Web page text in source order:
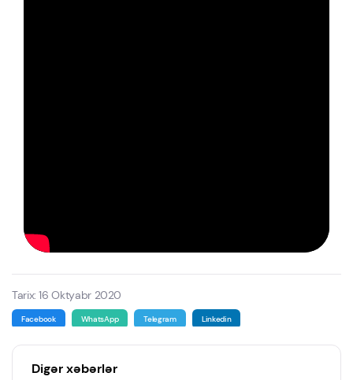
Tarix: 16 Oktyabr 2020
Facebook WhatsApp Telegram Linkedin
Digər xəbərlər